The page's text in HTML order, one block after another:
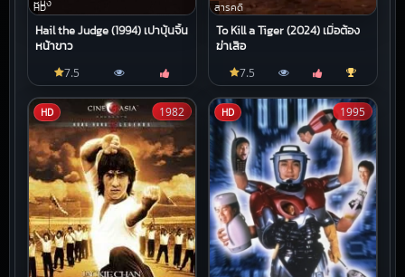
หนัง
HD
Hail the Judge (1994) เปาบุ้นจิ้น
หน้าขาว
7.5
สารคดี
To Kill a Tiger (2024) เมื่อต้อง
ฆ่าเสือ
7.5
HD 1982 HD 1995